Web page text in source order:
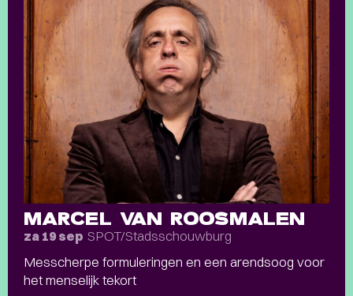
MARCEL VAN ROOSMALEN
za 19 sep SPOT/Stadsschouwburg
Messcherpe formuleringen en een arendsoog voor
het menselijk tekort